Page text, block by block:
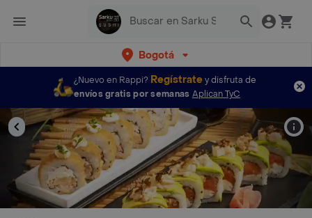
Bogotá
¿Nuevo en Rappi? Regístratey disfruta de
envíos gratis por semanas Aplican TyC